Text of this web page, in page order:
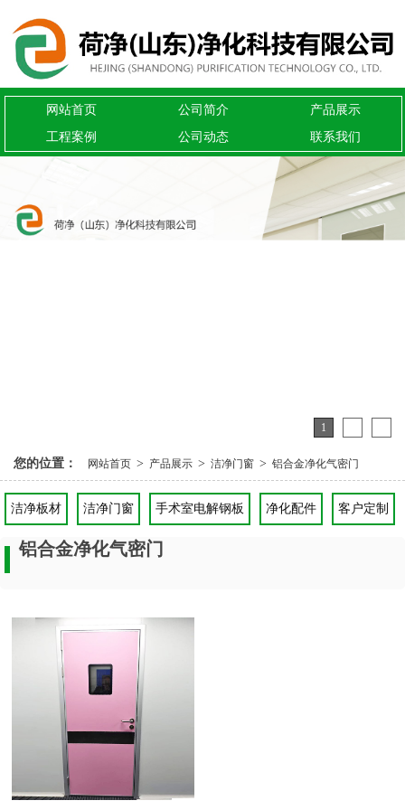
网站首页 公司简介
产品展示
工程案例
公司动态 联系我们
1
您的位置： 网站首页 > 产品展示 > 洁净门窗 > 铝合金净化气密门
洁净板材 洁净门窗 手术室电解钢板 净化配件 客户定制
铝合金净化气密门